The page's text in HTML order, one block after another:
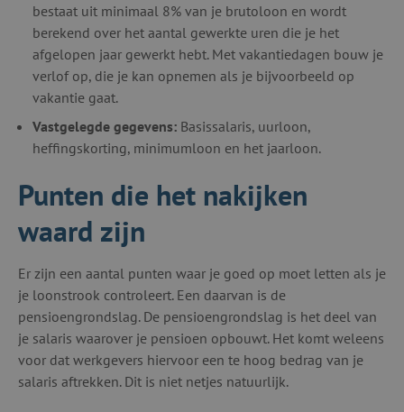
bestaat uit minimaal 8% van je brutoloon en wordt
berekend over het aantal gewerkte uren die je het
afgelopen jaar gewerkt hebt. Met vakantiedagen bouw je
verlof op, die je kan opnemen als je bijvoorbeeld op
vakantie gaat.
Vastgelegde gegevens: Basissalaris, uurloon,
heffingskorting, minimumloon en het jaarloon.
Punten die het nakijken
waard zijn
Er zijn een aantal punten waar je goed op moet letten als je
je loonstrook controleert. Een daarvan is de
pensioengrondslag. De pensioengrondslag is het deel van
je salaris waarover je pensioen opbouwt. Het komt weleens
voor dat werkgevers hiervoor een te hoog bedrag van je
salaris aftrekken. Dit is niet netjes natuurlijk.